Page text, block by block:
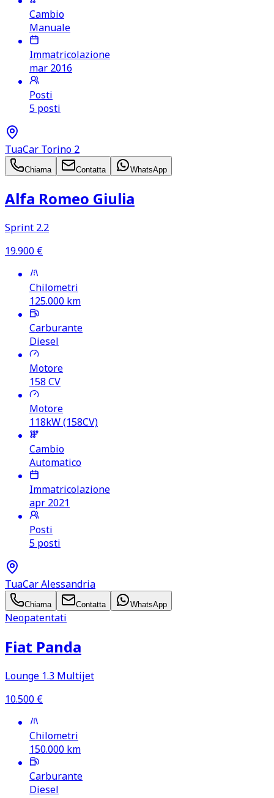
Cambio
Manuale
Immatricolazione
mar 2016
Posti
5 posti
TuaCar Torino 2
Chiama Contatta WhatsApp
Alfa Romeo Giulia
Sprint 2.2
19.900 €
Chilometri
125.000 km
Carburante
Diesel
Motore
158 CV
Motore
118kW (158CV)
Cambio
Automatico
Immatricolazione
apr 2021
Posti
5 posti
TuaCar Alessandria
Chiama Contatta WhatsApp
Neopatentati
Fiat Panda
Lounge 1.3 Multijet
10.500 €
Chilometri
150.000 km
Carburante
Diesel